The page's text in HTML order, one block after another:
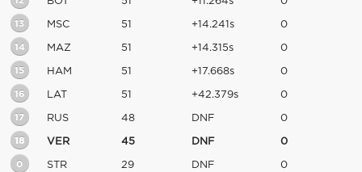
13 MSC 51 +14.241s 0
14 MAZ 51 +14.315s 0
15 HAM 51 +17.668s 0
16 LAT 51 +42.379s 0
17 RUS 48 DNF 0
18 VER 45 DNF 0
0 STR 29 DNF 0